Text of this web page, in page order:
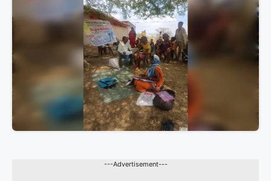
---Advertisement---